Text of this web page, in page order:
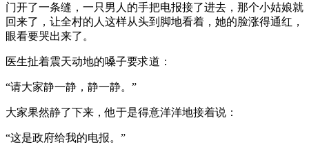
门开了一条缝，一只男人的手把电报接了进去，那个小姑娘就
回来了，让全村的人这样从头到脚地看着，她的脸涨得通红，
眼看要哭出来了。
医生扯着震天动地的嗓子要求道：
“请大家静一静，静一静。”
大家果然静了下来，他于是得意洋洋地接着说：
“这是政府给我的电报。”